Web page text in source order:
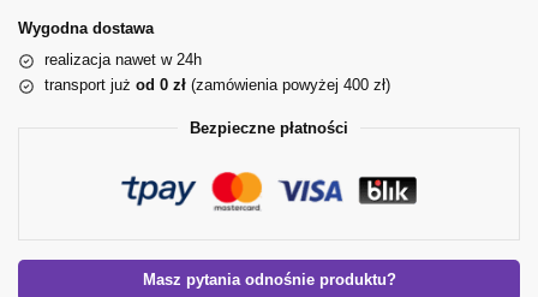
Wygodna dostawa
realizacja nawet w 24h
transport już od 0 zł (zamówienia powyżej 400 zł)
Bezpieczne płatności
Masz pytania odnośnie produktu?